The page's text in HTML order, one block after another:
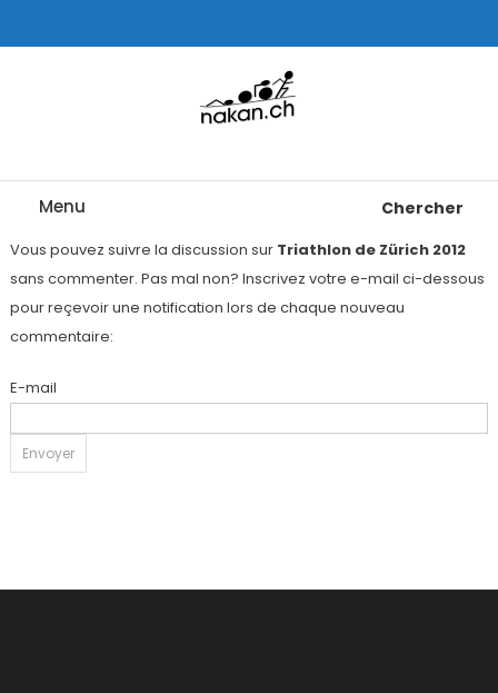
To
Menu Chercher
Vous pouvez suivre la discussion sur Triathlon de Zürich 2012
sans commenter. Pas mal non? Inscrivez votre e-mail ci-dessous
pour reçevoir une notification lors de chaque nouveau
commentaire:
E-mail